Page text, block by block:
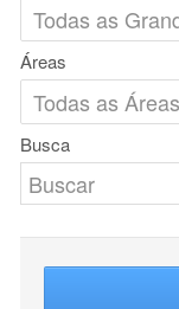
Áreas
Busca